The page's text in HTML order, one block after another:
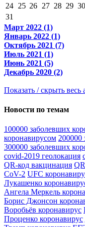
24 25 26 27 28 29 30
31
Март 2022 (1)
Январь 2022 (1)
Октябрь 2021 (7)
Июль 2021 (1)
Июнь 2021 (5)
Декабрь 2020 (2)
Показать / скрыть весь
Новости по темам
100000 заболевших
коронавирусом 200000
300000 заболевших
covid-2019 геолокация
QR-код вакцинация
CoV-2 UFC
Лукашенко
Ангела Меркель
Борис Джонсон
Воробьёв коронавирус
Проценко коронавирус